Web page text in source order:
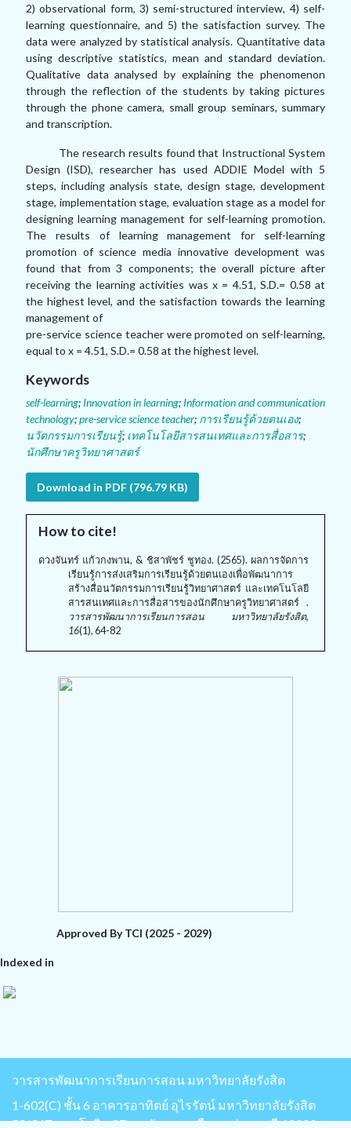
2) observational form, 3) semi-structured interview, 4) self-
learning questionnaire, and 5) the satisfaction survey. The
data were analyzed by statistical analysis. Quantitative data
using descriptive statistics, mean and standard deviation.
Qualitative data analysed by explaining the phenomenon
through the reflection of the students by taking pictures
through the phone camera, small group seminars, summary
and transcription.
The research results found that Instructional System
Design (ISD), researcher has used ADDIE Model with 5
steps, including analysis state, design stage, development
stage, implementation stage, evaluation stage as a model for
designing learning management for self-learning promotion.
The results of learning management for self-learning
promotion of science media innovative development was
found that from 3 components; the overall picture after
receiving the learning activities was x = 4.51, S.D.= 0.58 at
the highest level, and the satisfaction towards the learning
management of
pre-service science teacher were promoted on self-learning,
equal to x = 4.51, S.D.= 0.58 at the highest level.
Keywords
self-learning; Innovation in learning; Information and communication
technology;pre-service science teacher; การเรียนรู้ด้วยตนเอง;
นวัตกรรมการเรียนรู้; เทคโนโลยีสารสนเทศและการสื่อสาร;
นักศึกษาครูวิทยาศาสตร์
Download in PDF (796.79 KB)
How to cite!
ดวงจันทร์ แก้วกงพาน, & ชิสาพัชร์ ชูทอง. (2565). ผลการจัดการ
เรียนรู้การส่งเสริมการเรียนรู้ด้วยตนเองเพื่อพัฒนาการ
สร้างสื่อนวัตกรรมการเรียนรู้วิทยาศาสตร์ และเทคโนโลยี
สารสนเทศและการสื่อสารของนักศึกษาครูวิทยาศาสตร์ .
วารสารพัฒนาการเรียนการสอน มหาวิทยาลัยรังสิต,
16(1), 64-82
Approved By TCI (2025 - 2029)
Indexed in
วารสารพัฒนาการเรียนการสอน มหาวิทยาลัยรังสิต
1-602(C) ชั้น 6 อาคารอาทิตย์ อุไรรัตน์ มหาวิทยาลัยรังสิต
52/347 พหลโยธิน 87 ต.หลักหก อ.เมือง จ.ปทุมธานี 12000